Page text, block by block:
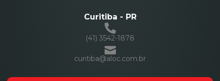
Curitiba - PR
(41) 3542-1878
curitiba@aloc.com.br